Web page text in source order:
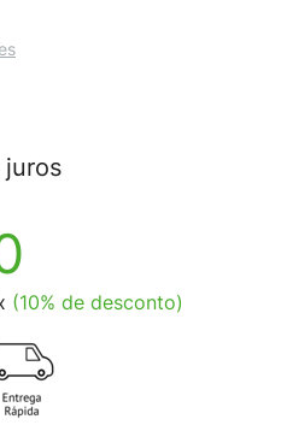
juros
(10% de desconto)